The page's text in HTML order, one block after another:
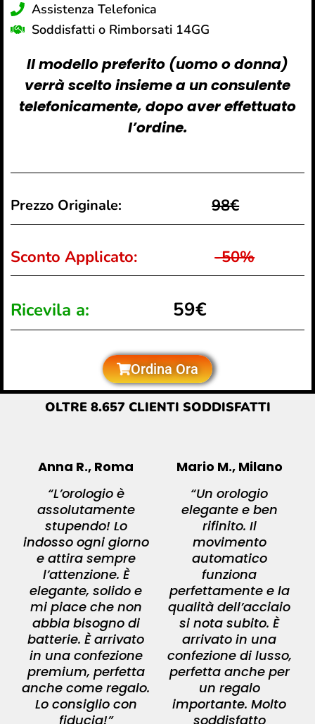
Assistenza Telefonica
Soddisfatti o Rimborsati 14GG
Il modello preferito (uomo o donna)
verrà scelto insieme a un consulente
telefonicamente, dopo aver effettuato
l’ordine.
Prezzo Originale: 98€
Sconto Applicato: -50%
Ricevila a: 59€
Ordina Ora
OLTRE 8.657 CLIENTI SODDISFATTI
Anna R., Roma
“L’orologio è
assolutamente
stupendo! Lo
indosso ogni giorno
e attira sempre
l’attenzione. È
elegante, solido e
mi piace che non
abbia bisogno di
batterie. È arrivato
in una confezione
premium, perfetta
anche come regalo.
Lo consiglio con
fiducia!”
Mario M., Milano
“Un orologio
elegante e ben
rifinito. Il
movimento
automatico
funziona
perfettamente e la
qualità dell’acciaio
si nota subito. È
arrivato in una
confezione di lusso,
perfetta anche per
un regalo
importante. Molto
soddisfatto